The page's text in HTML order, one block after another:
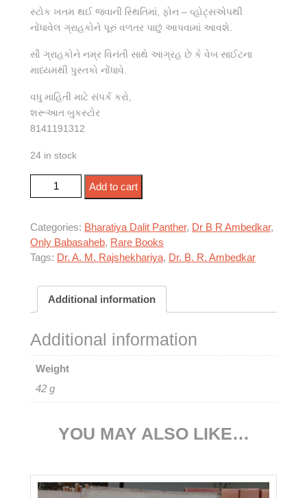
સ્ટોક ખતમ થઈ જવાની સ્થિતિમાં, ફોન – વ્હોટ્સએપથી
નોંધાવેલ ગ્રાહકોને પૂરું વળતર પાછું આપવામાં આવશે.
સૌ ગ્રાહકોને નમ્ર વિનંતી સાથે આગ્રહ છે કે વેબ સાઈટના
માધ્યમથી પુસ્તકો નોંધાવે.
વધુ માહિતી માટે સંપર્ક કરો,
શરૂઆત બુકસ્ટોર
8141191312
24 in stock
બાબાસાહેબ આંબેડકર : સામાજિક તત્વ જ્ઞાન quantity
Add to cart
Categories: Bharatiya Dalit Panther, Dr B R Ambedkar,
Only Babasaheb, Rare Books
Tags: Dr. A. M. Rajshekhariya, Dr. B. R. Ambedkar
Additional information
Additional information
Weight
42 g
YOU MAY ALSO LIKE…